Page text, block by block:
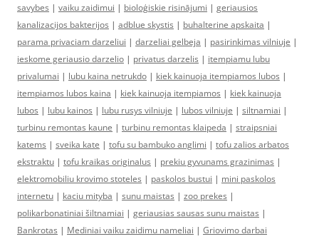
savybes | vaiku zaidimui | bioloģiskie risinājumi | geriausios
kanalizacijos bakterijos | adblue skystis | buhalterine apskaita |
parama privaciam darzeliui | darzeliai gelbeja | pasirinkimas vilniuje |
ieskome geriausio darzelio | privatus darzelis | itempiamu lubu
privalumai | lubu kaina netrukdo | kiek kainuoja itempiamos lubos |
itempiamos lubos kaina | kiek kainuoja itempiamos | kiek kainuoja
lubos | lubu kainos | lubu rusys vilniuje | lubos vilniuje | siltnamiai |
turbinu remontas kaune | turbinu remontas klaipeda | straipsniai
katems | sveika kate | tofu su bambuko anglimi | tofu zalios arbatos
ekstraktu | tofu kraikas originalus | prekiu gyvunams grazinimas |
elektromobiliu krovimo stoteles | paskolos bustui | mini paskolos
internetu | kaciu mityba | sunu maistas | zoo prekes |
polikarbonatiniai šiltnamiai | geriausias sausas sunu maistas |
Bankrotas | Mediniai vaiku zaidimu nameliai | Griovimo darbai